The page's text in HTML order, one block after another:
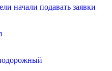
начали подавать заявки